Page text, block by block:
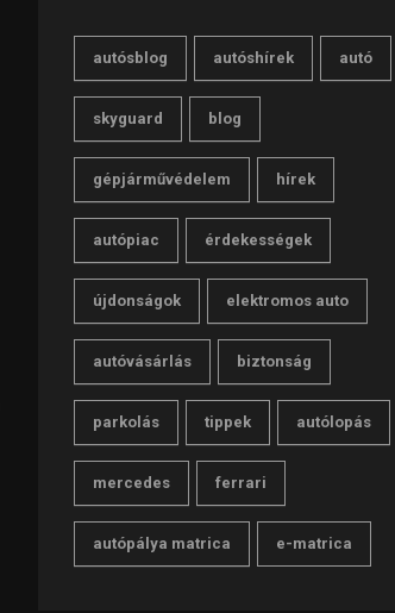
autósblog autóshírek autó
skyguard blog
gépjárművédelem hírek
autópiac érdekességek
újdonságok elektromos auto
autóvásárlás biztonság
parkolás tippek autólopás
mercedes ferrari
autópálya matrica e-matrica